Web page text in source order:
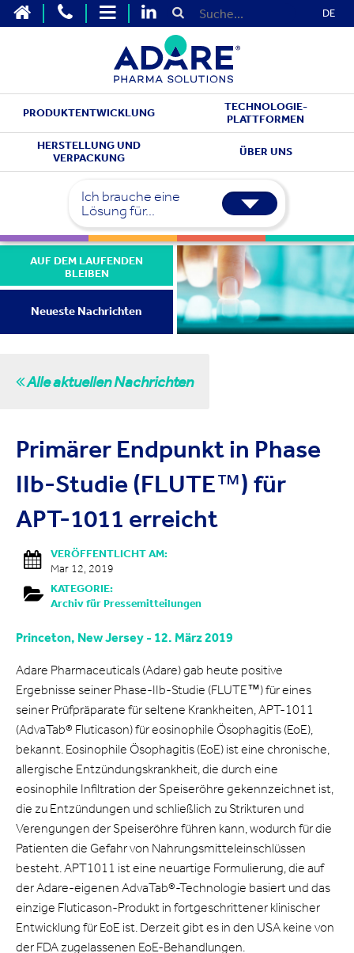
DE
PRODUKTENTWICKLUNG
TECHNOLOGIE-
PLATTFORMEN
HERSTELLUNG UND
VERPACKUNG
ÜBER UNS
Ich brauche eine
Lösung für...
AUF DEM LAUFENDEN
BLEIBEN
Neueste Nachrichten
Alle aktuellen Nachrichten
Primärer Endpunkt in Phase
IIb-Studie (FLUTE™) für
APT-1011 erreicht
VERÖFFENTLICHT AM:
Mar 12, 2019
KATEGORIE:
Archiv für Pressemitteilungen
Princeton, New Jersey - 12. März 2019
Adare Pharmaceuticals (Adare) gab heute positive
Ergebnisse seiner Phase-IIb-Studie (FLUTE™) für eines
seiner Prüfpräparate für seltene Krankheiten, APT-1011
(AdvaTab® Fluticason) für eosinophile Ösophagitis (EoE),
bekannt. Eosinophile Ösophagitis (EoE) ist eine chronische,
allergische Entzündungskrankheit, die durch eine
eosinophile Infiltration der Speiseröhre gekennzeichnet ist,
die zu Entzündungen und schließlich zu Strikturen und
Verengungen der Speiseröhre führen kann, wodurch für die
Patienten die Gefahr von Nahrungsmitteleinschlüssen
besteht. APT1011 ist eine neuartige Formulierung, die auf
der Adare-eigenen AdvaTab®-Technologie basiert und das
einzige Fluticason-Produkt in fortgeschrittener klinischer
Entwicklung für EoE ist. Derzeit gibt es in den USA keine von
der FDA zugelassenen EoE-Behandlungen.